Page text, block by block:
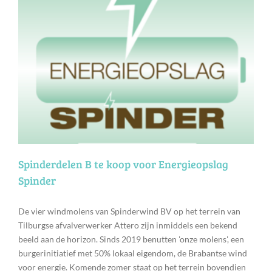
Spinderdelen B te koop voor Energieopslag
Spinder
De vier windmolens van Spinderwind BV op het terrein van
Tilburgse afvalverwerker Attero zijn inmiddels een bekend
beeld aan de horizon. Sinds 2019 benutten 'onze molens', een
burgerinitiatief met 50% lokaal eigendom, de Brabantse wind
voor energie. Komende zomer staat op het terrein bovendien